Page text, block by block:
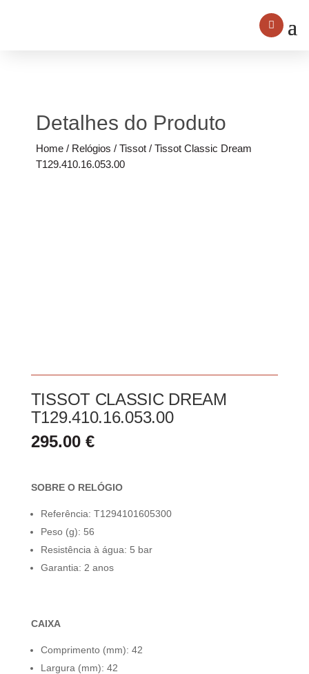
Detalhes do Produto
Home/ Relógios / Tissot/ Tissot Classic Dream
T129.410.16.053.00
TISSOT CLASSIC DREAM
T129.410.16.053.00
295.00 €
SOBRE O RELÓGIO
Referência: T1294101605300
Peso (g): 56
Resistência à água: 5 bar
Garantia: 2 anos
CAIXA
Comprimento (mm): 42
Largura (mm): 42